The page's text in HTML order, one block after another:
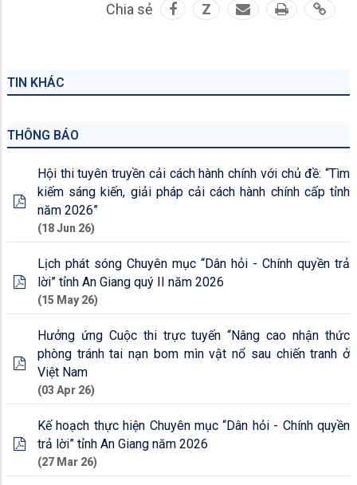
Chia sẻ Z
TIN KHÁC
THÔNG BÁO
Hội thi tuyên truyền cải cách hành chính với chủ đề: “Tìm
kiếm sáng kiến, giải pháp cải cách hành chính cấp tỉnh
năm 2026”
(18 Jun 26)
Lịch phát sóng Chuyên mục “Dân hỏi - Chính quyền trả
lời” tỉnh An Giang quý II năm 2026
(15 May 26)
Hưởng ứng Cuộc thi trực tuyến “Nâng cao nhận thức
phòng tránh tai nạn bom mìn vật nổ sau chiến tranh ở
Việt Nam
(03 Apr 26)
Kế hoạch thực hiện Chuyên mục “Dân hỏi - Chính quyền
trả lời” tỉnh An Giang năm 2026
(27 Mar 26)